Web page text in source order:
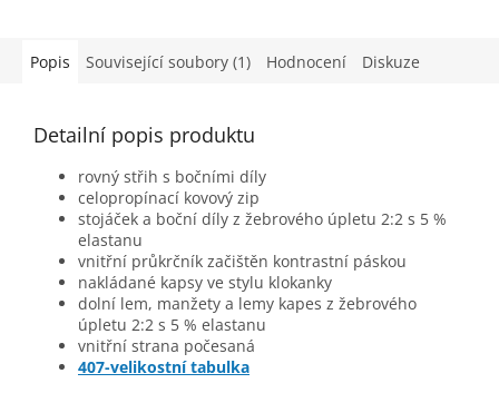
Popis Související soubory (1) Hodnocení Diskuze
Detailní popis produktu
rovný střih s bočními díly
celopropínací kovový zip
stojáček a boční díly z žebrového úpletu 2:2 s 5 %
elastanu
vnitřní průkrčník začištěn kontrastní páskou
nakládané kapsy ve stylu klokanky
dolní lem, manžety a lemy kapes z žebrového
úpletu 2:2 s 5 % elastanu
vnitřní strana počesaná
407-velikostní tabulka